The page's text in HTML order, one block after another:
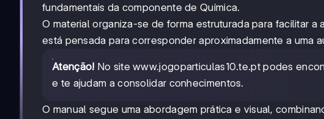
fundamentais da componente de Química.
O material organiza-se de forma estruturada para facilitar
está pensada para corresponder aproximadamente a uma
Atenção! No site www.jogoparticulas10.te.pt podes
e te ajudam a consolidar conhecimentos.
O manual segue uma abordagem prática e visual,